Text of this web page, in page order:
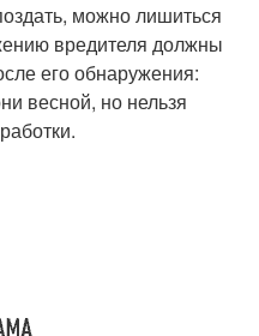
можно лишиться
вредителя должны
его обнаружения:
весной, но нельзя